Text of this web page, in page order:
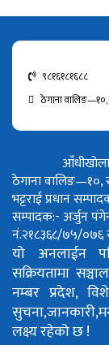
९८१६१८१६८८
ठेगाना
ठेगाना वालिङ—१०,
भट्टराईप्रधान
सम्पादक:- अर्जुन
नं.२१८३६८/७५/०७६
यो अनलाईन
सक्रियतामा
नम्बर प्रदेश,
लक्ष्य रहेको छ !